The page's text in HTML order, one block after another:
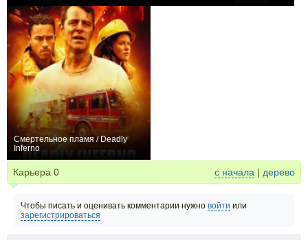
Смертельное пламя / Deadly
Inferno
Карьера 0 с начала | дерево
Чтобы писать и оценивать комментарии нужно войти или
зарегистрироваться